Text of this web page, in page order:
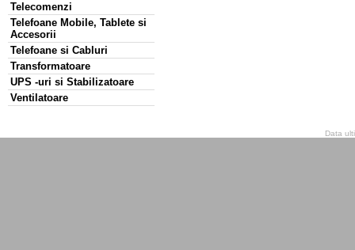
Telecomenzi
Telefoane Mobile, Tablete si
Accesorii
Telefoane si Cabluri
Transformatoare
UPS -uri si Stabilizatoare
Ventilatoare
Data